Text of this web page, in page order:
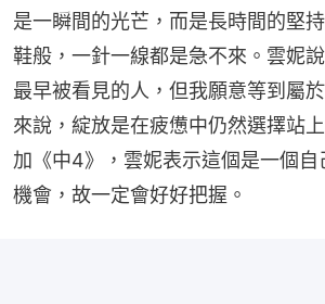
是一瞬間的光芒，而是長時間的堅
鞋般，一針一線都是急不來。雲妮
最早被看見的人，但我願意等到屬
來說，綻放是在疲憊中仍然選擇站
加《中4》，雲妮表示這個是一個
機會，故一定會好好把握。